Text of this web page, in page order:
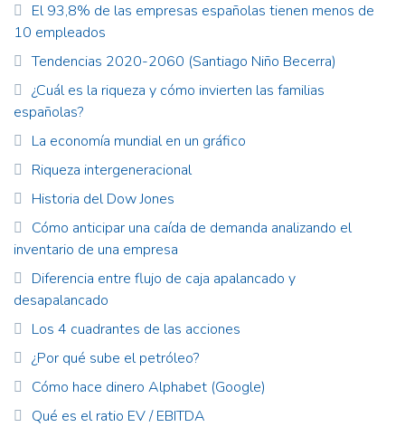
El 93,8% de las empresas españolas tienen menos de
10 empleados
Tendencias 2020-2060 (Santiago Niño Becerra)
¿Cuál es la riqueza y cómo invierten las familias
españolas?
La economía mundial en un gráfico
Riqueza intergeneracional
Historia del Dow Jones
Cómo anticipar una caída de demanda analizando el
inventario de una empresa
Diferencia entre flujo de caja apalancado y
desapalancado
Los 4 cuadrantes de las acciones
¿Por qué sube el petróleo?
Cómo hace dinero Alphabet (Google)
Qué es el ratio EV / EBITDA